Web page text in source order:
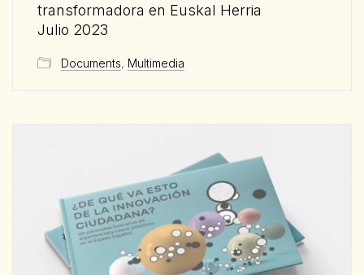
transformadora en Euskal Herria
Julio 2023
Documents, Multimedia